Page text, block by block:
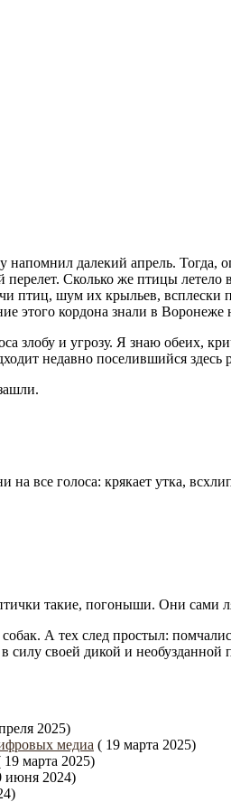
далекий апрель.
Сколько же птицы
шум их крыльев, всплески
этого кордона знали в Воронеже
злобу и угрозу. Я знаю
недавно поселившийся здесь
все голоса: крякает утка,
такие, погоныши. Они сами
собак. А тех след простыл:
силу своей дикой и необузданной
2025)
медиа ( 19 марта 2025)
19 марта 2025)
июня 2024)